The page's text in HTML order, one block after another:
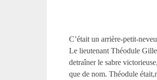
C’était un arrière-petit-
Le lieutenant Théodule
detraîner le sabre
que de nom. Théodule